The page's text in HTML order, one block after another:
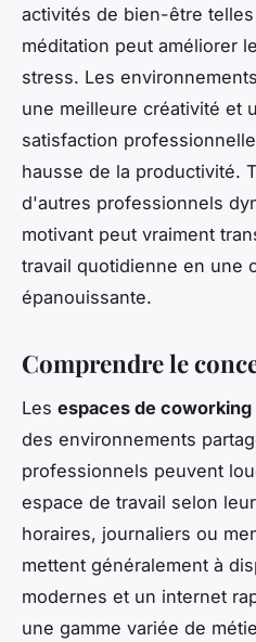
activités de bien-être
méditation peut améliorer
stress. Les
une meilleure créativité et
satisfaction
hausse de la productivité.
d'autres professionnels
motivant peut vraiment
travail quotidienne en une
épanouissante.
Comprendre le
Les espaces de coworking
des environnements
professionnels peuvent
espace de travail selon
horaires, journaliers ou
mettent généralement à
modernes et un internet
une gamme variée de